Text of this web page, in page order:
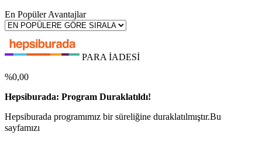
En Popüler Avantajlar
PARA İADESİ
%0,00
Hepsiburada: Program Duraklatıldı!
Hepsiburada programımız bir süreliğine duraklatılmıştır.Bu
sayfamızı